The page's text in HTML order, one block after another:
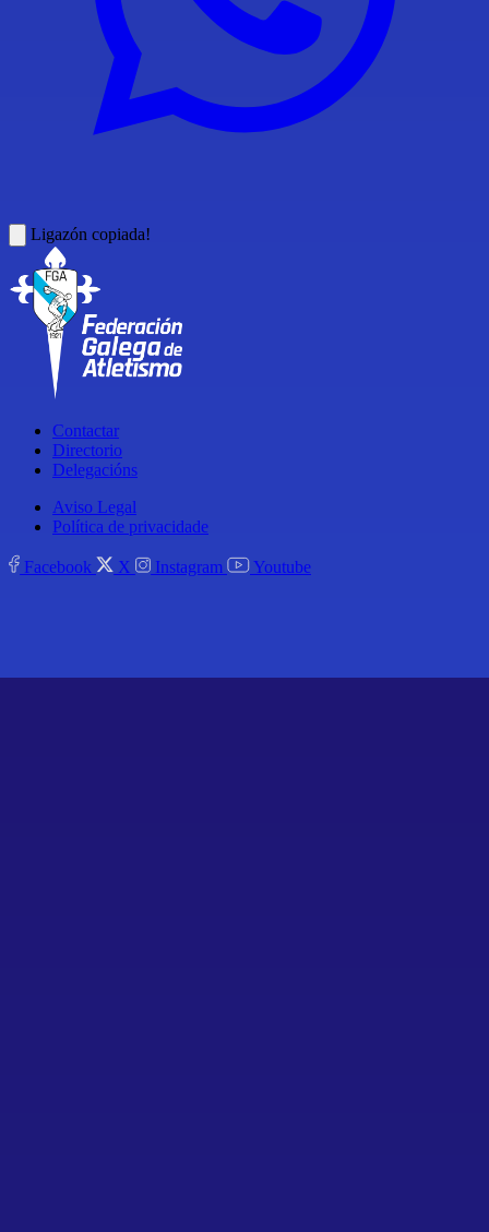
Ligazón copiada!
Contactar
Directorio
Delegacións
Aviso Legal
Política de privacidade
Facebook X Instagram Youtube